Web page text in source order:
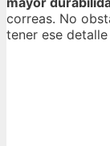
correas. No
tener ese